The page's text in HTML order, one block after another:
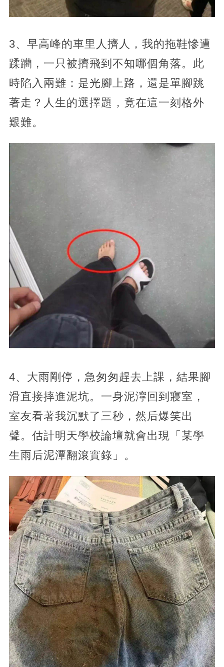
3、早高峰的車里人擠人，我的拖鞋慘遭
蹂躪，一只被擠飛到不知哪個角落。此
時陷入兩難：是光腳上路，還是單腳跳
著走？人生的選擇題，竟在這一刻格外
艱難。
4、大雨剛停，急匆匆趕去上課，結果腳
滑直接摔進泥坑。一身泥濘回到寢室，
室友看著我沉默了三秒，然后爆笑出
聲。估計明天學校論壇就會出現「某學
生雨后泥潭翻滾實錄」。